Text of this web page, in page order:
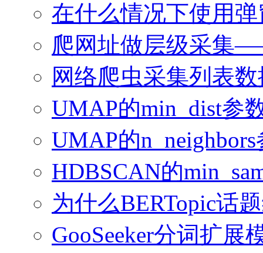
在什么情况下使用
爬网址做层级采集
网络爬虫采集列表
UMAP的min_dist参
UMAP的
HDBSCAN的
为什么BERTopic话
GooSeeker分词扩展